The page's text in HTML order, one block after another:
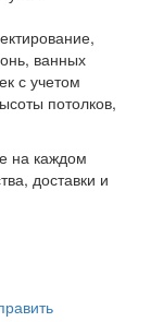
ванных
с учетом
потолков,
на каждом
доставки и